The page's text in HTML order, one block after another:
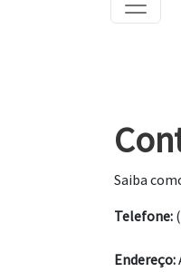
Saiba
Telefone:
Endereço: